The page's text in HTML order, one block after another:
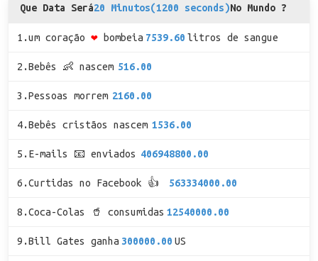
Que Data Será20 Minutos(1200 seconds)No Mundo ?
1.um coração ❤ bombeia 7539.60 litros de sangue
2.Bebês 👶 nascem 516.00
3.Pessoas morrem 2160.00
4.Bebês cristãos nascem 1536.00
5.E-mails 📧 enviados 406948800.00
6.Curtidas no Facebook 👍 563334000.00
8.Coca-Colas 🥤 consumidas 12540000.00
9.Bill Gates ganha 300000.00 US